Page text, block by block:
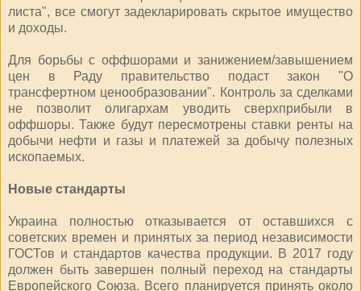
листа", все смогут задекларировать скрытое имущество
и доходы.
Для борьбы с оффшорами и занижением/завышением
цен в Раду правительство подаст закон "О
трансфертном ценообразовании". Контроль за сделками
не позволит олигархам уводить сверхприбыли в
оффшоры. Также будут пересмотрены ставки ренты на
добычи нефти и газы и платежей за добычу полезных
ископаемых.
Новые стандарты
Украина полностью отказывается от оставшихся с
советских времен и принятых за период независимости
ГОСТов и стандартов качества продукции. В 2017 году
должен быть завершен полный переход на стандарты
Европейского Союза. Всего планируется принять около